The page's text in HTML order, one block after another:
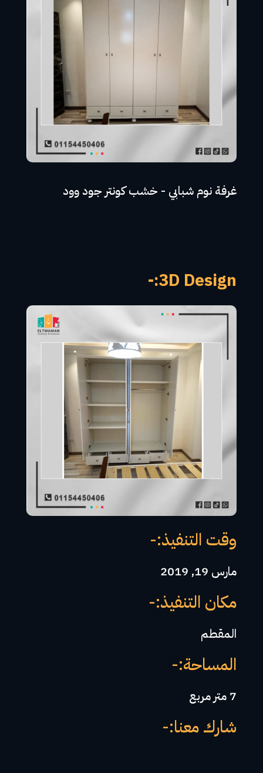
غرفة نوم شبابي - خشب كونتر جود وود
3D Design:-
وقت التنفيذ:-
مارس 19, 2019
مكان التنفيذ:-
المقطم
المساحة:-
7 متر مربع
شارك معنا:-